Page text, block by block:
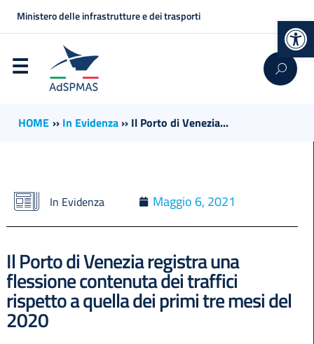
Ministero delle infrastrutture e dei trasporti
HOME ›› In Evidenza›› Il Porto di Venezia...
In Evidenza Maggio 6, 2021
Il Porto di Venezia registra una
flessione contenuta dei traffici
rispetto a quella dei primi tre mesi del
2020